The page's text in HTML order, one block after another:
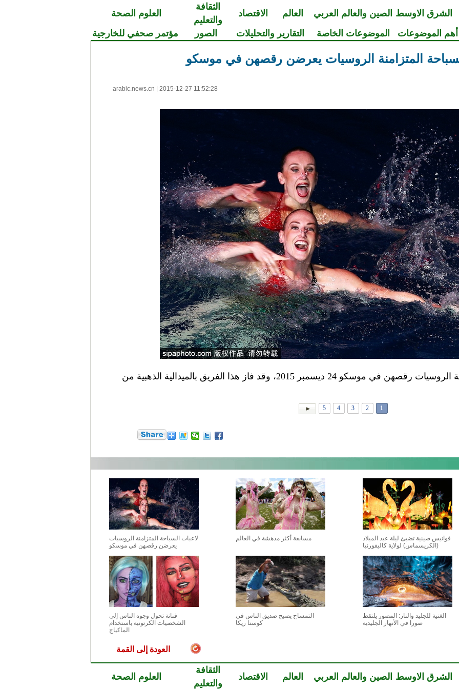
الشرق الاوسط الصين والعالم العربي العالم الاقتصاد
الثقافة
والتعليم
العلوم الصحة
أهم الموضوعات
الموضوعات الخاصة التقارير والتحليلات الصور مؤتمر صحفي للخارجية
المتزامنة الروسيات يعرضن رقصهن في موسكو
arabic.news.cn 2015-12-27 11:52:28
عرضت لاعبات السباحة المتزامنة الروسيات رقصهن في موسكو 24 ديسمبر 2015، وقد فاز هذا الفريق بالميدالية الذهبية من
1
2
3
4
5
فوانيس صينية تضيئ ليلة عيد الميلاد
(الكريسماس) لولاية كاليفورنيا
مسابقة أكثر مدهشة في العالم
لاعبات السباحة المتزامنة الروسيات
يعرضن رقصهن في موسكو
الغنية للجليد والنار: المصور يلتقط
صورا في الأنهار الجليدية
التمساح يصبح صديق الناس في
كوستا ريكا
فنانة تحول وجوه الناس إلى
الشخصيات الكرتونية باستخدام
الماكياج
العودة إلى القمة
الشرق الاوسط الصين والعالم العربي العالم الاقتصاد
الثقافة
والتعليم
العلوم الصحة